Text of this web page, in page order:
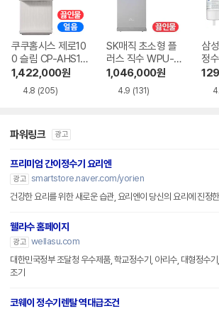
쿠쿠홈시스 제로10
0 슬림 CP-AHS10
0HEW
1,422,000원
4.8 (205)
SK매직 초소형 플
러스 직수 WPU-J
AC115SNS
1,046,000원
4.9 (131)
삼
정
용
HIN
파워링크 광고
프리미엄 간이정수기 요리엔
광고 smartstore.naver.com/yorien
건강한 요리를 위한 새로운 습관, 요리엔이 당신의 요리에 진정
웰라수 홈페이지
광고 wellasu.com
대한민국정부 조달청 우수제품, 학교정수기, 아리수, 대형정수기
조기
코웨이 정수기렌탈 역대급조건